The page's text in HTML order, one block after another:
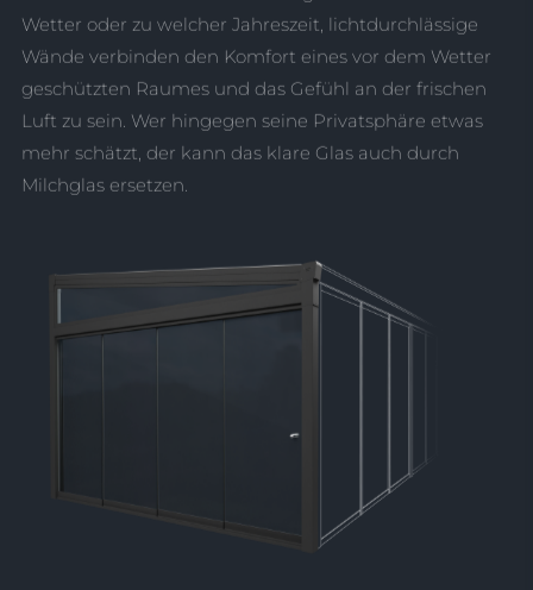
Wetter oder zu welcher Jahreszeit, lichtdurchlässige
Wände verbinden den Komfort eines vor dem Wetter
geschützten Raumes und das Gefühl an der frischen
Luft zu sein. Wer hingegen seine Privatsphäre etwas
mehr schätzt, der kann das klare Glas auch durch
Milchglas ersetzen.